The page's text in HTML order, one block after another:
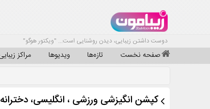
دوست داشتن زیبایی، دیدن روشنایی است... "ویکتور هوگو"
صفحه نخست تازه‌ها ویدیوها مراکز
کپشن انگیزشی ورزشی ، انگلیسی، دخترانه